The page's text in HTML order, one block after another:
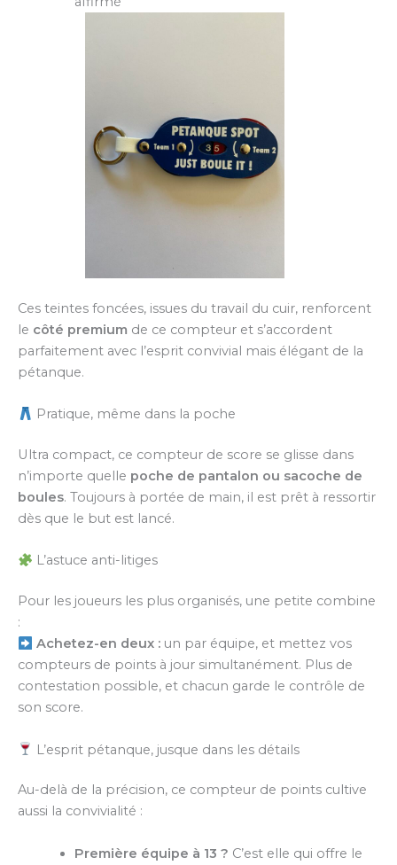
Ces teintes foncées, issues du travail du cuir, renforcent
le côté premium de ce compteur et s’accordent
parfaitement avec l’esprit convivial mais élégant de la
pétanque.
Pratique, même dans la poche
Ultra compact, ce compteur de score se glisse dans
n’importe quelle poche de pantalon ou sacoche de
boules. Toujours à portée de main, il est prêt à ressortir
dès que le but est lancé.
L’astuce anti-litiges
Pour les joueurs les plus organisés, une petite combine
:
Achetez-en deux : un par équipe, et mettez vos
compteurs de points à jour simultanément. Plus de
contestation possible, et chacun garde le contrôle de
son score.
L’esprit pétanque, jusque dans les détails
Au-delà de la précision, ce compteur de points cultive
aussi la convivialité :
Première équipe à 13 ? C’est elle qui offre le